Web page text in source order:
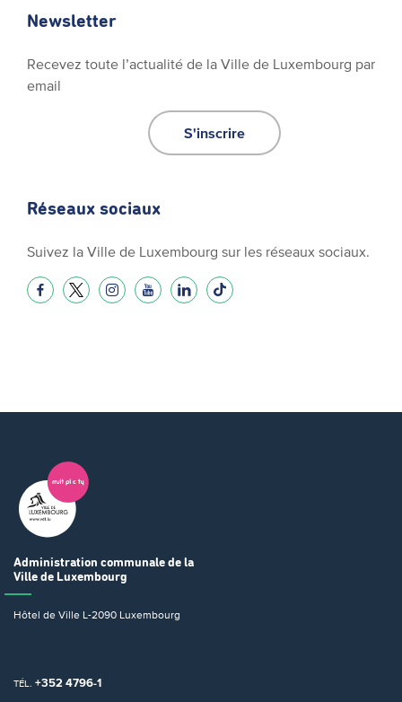
Newsletter
Recevez toute l’actualité de la Ville de Luxembourg par
email
S'inscrire
Réseaux sociaux
Suivez la Ville de Luxembourg sur les réseaux sociaux.
Administration communale de la
Ville de Luxembourg
Hôtel de Ville L-2090 Luxembourg
TÉL. +352 4796-1